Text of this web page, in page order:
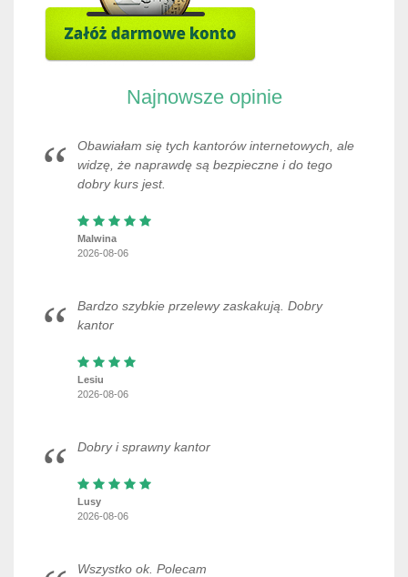
Najnowsze opinie
Obawiałam się tych kantorów internetowych, ale
widzę, że naprawdę są bezpieczne i do tego
dobry kurs jest.
Malwina
2026-08-06
Bardzo szybkie przelewy zaskakują. Dobry
kantor
Lesiu
2026-08-06
Dobry i sprawny kantor
Lusy
2026-08-06
Wszystko ok. Polecam